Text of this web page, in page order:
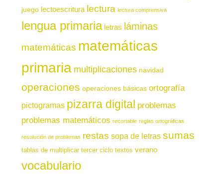
juego lectoescritura lectura lectura comprensiva
lengua primaria letras láminas
matemáticas matemáticas
primaria multiplicaciones navidad
operaciones operaciones básicas ortografía
pictogramas pizarra digital problemas
problemas matemáticos recortable reglas ortográficas
resolución de problemas restas sopa de letras sumas
tablas de multiplicar tercer ciclo textos verano
vocabulario